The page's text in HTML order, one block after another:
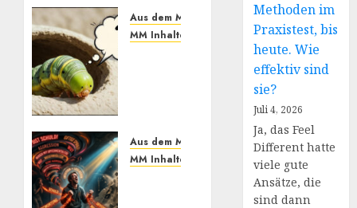
Aus dem MM Prozess: Erfahrungen
MM Inhalte
im
Praxistest,
Aus dem MM Prozess: Erfahrungen
MM Inhalte
Methoden im
Praxistest, bis
heute. Wie
effektiv sind
sie?
Juli 4, 2026
Ja, das Feel
Different hatte
viele gute
Ansätze, die
sind dann